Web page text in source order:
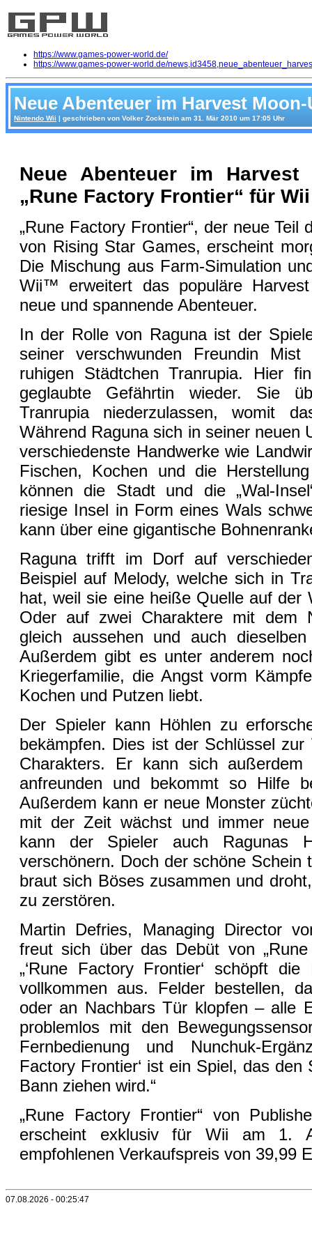
https://www.games-power-world.de/
https://www.games-power-world.de/
Neue Abenteuer im Harvest
Nintendo Wii | geschrieben von Volker Zockstein am 31. Mär 2010 um 17:05 Uhr
Neue Abenteuer im Harvest
„Rune Factory Frontier“ für Wii
„Rune Factory Frontier“, der neue Teil
von Rising Star Games, erscheint
Die Mischung aus Farm-Simulation
Wii™ erweitert das populäre
neue und spannende Abenteuer.
In der Rolle von Raguna ist der
seiner verschwunden Freundin
ruhigen Städtchen Tranrupia. Hier
geglaubte Gefährtin wieder. Sie
Tranrupia niederzulassen, womit
Während Raguna sich in seiner neuen
verschiedenste Handwerke wie
Fischen, Kochen und die
können die Stadt und die „Wal-
riesige Insel in Form eines Wals
kann über eine gigantische
Raguna trifft im Dorf auf
Beispiel auf Melody, welche sich in
hat, weil sie eine heiße Quelle auf der
Oder auf zwei Charaktere mit dem
gleich aussehen und auch
Außerdem gibt es unter anderem
Kriegerfamilie, die Angst vorm
Kochen und Putzen liebt.
Der Spieler kann Höhlen zu
bekämpfen. Dies ist der Schlüssel zur
Charakters. Er kann sich
anfreunden und bekommt so Hilfe
Außerdem kann er neue Monster
mit der Zeit wächst und immer
kann der Spieler auch Ragunas
verschönern. Doch der schöne Schein
braut sich Böses zusammen und
zu zerstören.
Martin Defries, Managing Director
freut sich über das Debüt von
„‘Rune Factory Frontier‘ schöpft
vollkommen aus. Felder bestellen,
oder an Nachbars Tür klopfen – alle
problemlos mit den
Fernbedienung und Nunchuk-
Factory Frontier‘ ist ein Spiel, das den
Bann ziehen wird.“
„Rune Factory Frontier“ von
erscheint exklusiv für Wii am 1.
empfohlenen Verkaufspreis von 39,99
07.08.2026 - 00:25:47